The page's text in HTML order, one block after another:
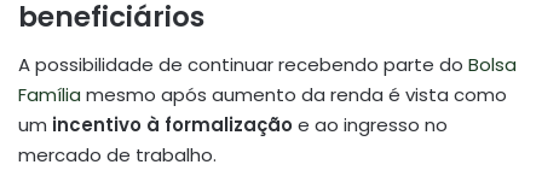
beneficiários
A possibilidade de continuar recebendo parte do Bolsa
Família mesmo após aumento da renda é vista como
um incentivo à formalização e ao ingresso no
mercado de trabalho.